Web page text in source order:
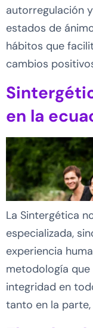
autorregulación
estados de
hábitos que
cambios
en la
La Sintergética
especializada,
experiencia
metodología
integridad en
tanto en la